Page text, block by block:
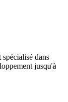
dans
jusqu'à